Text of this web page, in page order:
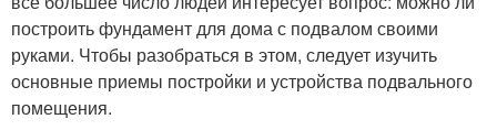
построить фундамент для дома с подвалом своими
руками. Чтобы разобраться в этом, следует изучить
основные приемы постройки и устройства подвального
помещения.